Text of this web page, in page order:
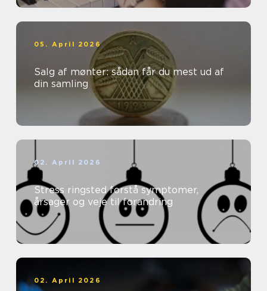
05. April 2026
Salg af mønter: sådan får du mest ud af
din samling
02. April 2026
Stress ringsted forstå symptomer,
årsager og veje til forandring
02. April 2026